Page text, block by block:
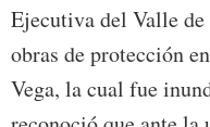
Ejecutiva del Valle
obras de protección
Vega, la cual fue